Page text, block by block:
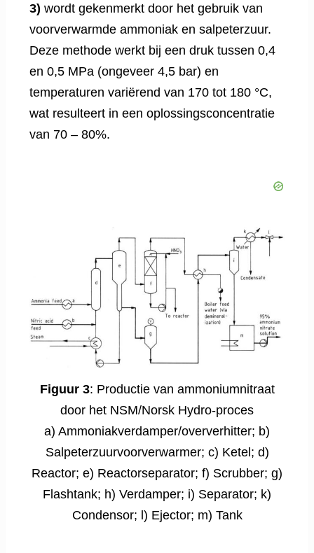
3) wordt gekenmerkt door het gebruik van
voorverwarmde ammoniak en salpeterzuur.
Deze methode werkt bij een druk tussen 0,4
en 0,5 MPa (ongeveer 4,5 bar) en
temperaturen variërend van 170 tot 180 °C,
wat resulteert in een oplossingsconcentratie
van 70 – 80%.
Figuur 3: Productie van ammoniumnitraat
door het NSM/Norsk Hydro-proces
a) Ammoniakverdamper/oververhitter; b)
Salpeterzuurvoorverwarmer; c) Ketel; d)
Reactor; e) Reactorseparator; f) Scrubber; g)
Flashtank; h) Verdamper; i) Separator; k)
Condensor; l) Ejector; m) Tank